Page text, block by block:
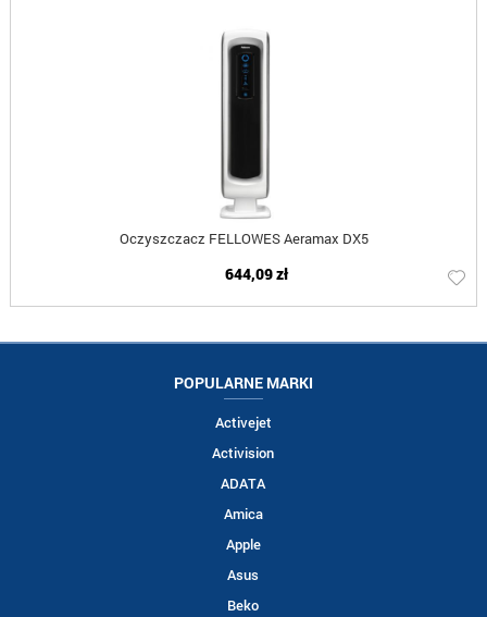
Oczyszczacz FELLOWES Aeramax DX5
644,09 zł
POPULARNE MARKI
Activejet
Activision
ADATA
Amica
Apple
Asus
Beko